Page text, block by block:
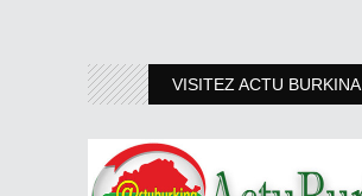
VISITEZ ACTU BURKINA